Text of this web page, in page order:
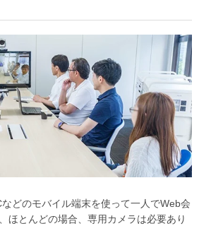
などのモバイル端末を使って一人でWeb会
ほとんどの場合、専用カメラは必要あり